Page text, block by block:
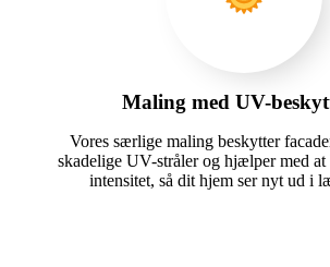
Maling med UV-
Vores særlige maling beskytter
skadelige UV-stråler og hjælper med at
intensitet, så dit hjem ser nyt ud i